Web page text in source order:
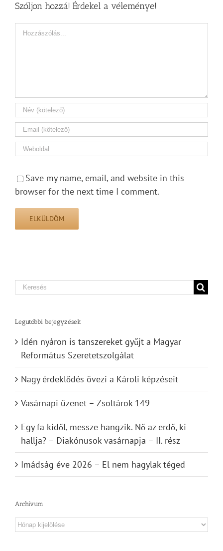
Szóljon hozzá! Érdekel a véleménye!
Hozzászólás
Save my name, email, and website in this
browser for the next time I comment.
Search
Legutóbbi bejegyzések
Idén nyáron is tanszereket gyűjt a Magyar
Református Szeretetszolgálat
Nagy érdeklődés övezi a Károli képzéseit
Vasárnapi üzenet – Zsoltárok 149
Egy fa kidől, messze hangzik. Nő az erdő, ki
hallja? – Diakónusok vasárnapja – II. rész
Imádság éve 2026 – El nem hagylak téged
Archívum
Archívum